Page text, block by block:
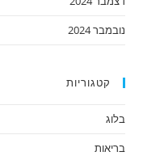
נובמבר 2024
קטגוריות
בלוג
בריאות